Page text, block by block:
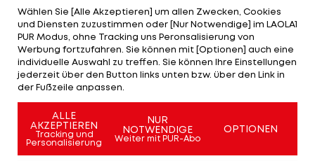
einem Heimspiel gegen Real Sociedad. Das
Highlight in Spaniens oberster Spielklasse ist auch
schon terminiert: "El Clasico" steigt am 7. Oktober
in Barcelona und am 3. März 2013 in Madrid. LAOLA1
überträgt wie gewohnt alle Spiele LIVE und
exklusiv.
Mehr zum Thema
Wählen Sie [Alle Akzeptieren] um allen Zwecken, Cookies
und Diensten zuzustimmen oder [Nur Notwendige] im LAOLA1
PUR Modus, ohne Tracking uns Peronsalisierung von
Werbung fortzufahren. Sie können mit [Optionen] auch eine
individuelle Auswahl zu treffen. Sie können Ihre Einstellungen
jederzeit über den Button links unten bzw. über den Link in
der Fußzeile anpassen.
ALLE
AKZEPTIEREN
Tracking und
Personalisierung
NUR
NOTWENDIGE
Weiter mit PUR-Abo
OPTIONEN